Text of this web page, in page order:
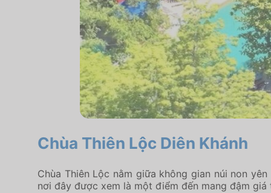
Chùa Thiên Lộc Diên Khánh
Chùa Thiên Lộc nằm giữa không gian núi non
nơi đây được xem là một điểm đến mang đậm